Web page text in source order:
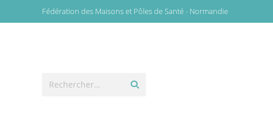
Fédération des Maisons et Pôles de Santé - Normandie
Rechercher…